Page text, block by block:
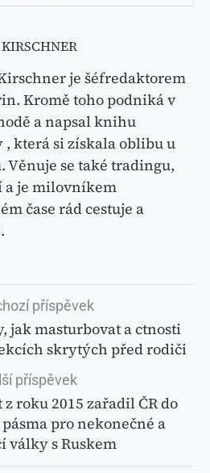
je šéfredaktorem
Kromě toho podniká v
a napsal knihu
, která si získala oblibu u
se také tradingu,
a je milovníkem
čase rád cestuje a
příspěvek
jak masturbovat a ctnosti
skrytých před rodiči
příspěvek
roku 2015 zařadil ČR do
pro nekonečné a
války s Ruskem